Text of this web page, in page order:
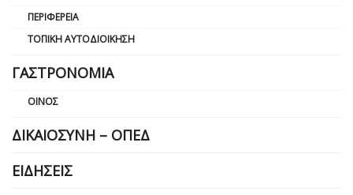
ΠΕΡΙΦΈΡΕΙΑ
ΤΟΠΙΚΉ ΑΥΤΟΔΙΟΊΚΗΣΗ
ΓΑΣΤΡΟΝΟΜΊΑ
ΟΊΝΟΣ
ΔΙΚΑΙΟΣΎΝΗ – ΟΠΕΔ
ΕΙΔΉΣΕΙΣ